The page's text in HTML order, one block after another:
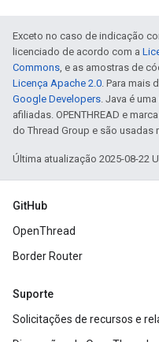
Exceto no caso de indicação
licenciado de acordo com a
Commons, e as amostras de
Licença Apache 2.0. Para mais
Google Developers. Java é
afiliadas. OPENTHREAD e
do Thread Group e são usadas
Última atualização 2025-08-22
GitHub
OpenThread
Border Router
Suporte
Solicitações de recursos e